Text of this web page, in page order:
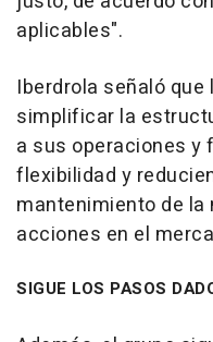
aplicables".
Iberdrola señaló
simplificar la
a sus operaciones y
flexibilidad y
mantenimiento de
acciones en el
SIGUE LOS PASOS